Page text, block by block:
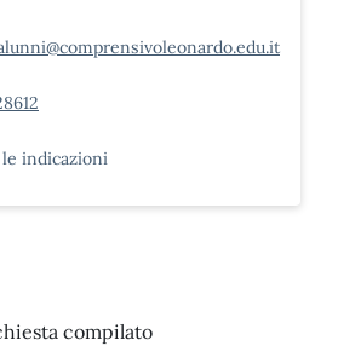
indicazioni
compilato